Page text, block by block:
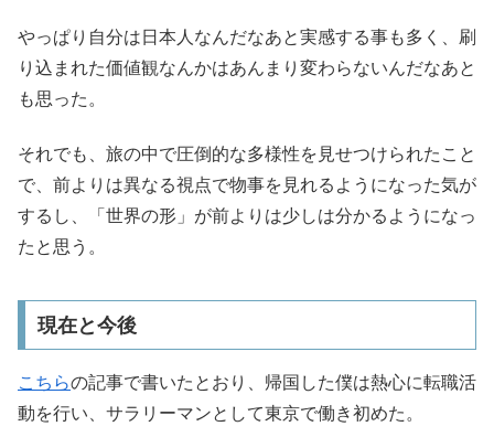
やっぱり自分は日本人なんだなあと実感する事も多く、刷
り込まれた価値観なんかはあんまり変わらないんだなあと
も思った。
それでも、旅の中で圧倒的な多様性を見せつけられたこと
で、前よりは異なる視点で物事を見れるようになった気が
するし、「世界の形」が前よりは少しは分かるようになっ
たと思う。
現在と今後
こちらの記事で書いたとおり、帰国した僕は熱心に転職活
動を行い、サラリーマンとして東京で働き初めた。